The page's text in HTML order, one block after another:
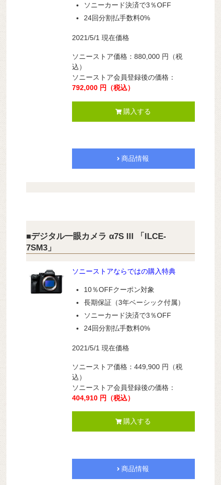
ソニーカード決済で3％OFF
24回分割払手数料0%
2021/5/1 現在価格
ソニーストア価格： 880,000 円
（税
込）
ソニーストア会員登録後の価格：
792,000 円 （税込）
購入する
商品情報
■デジタル一眼カメラ α7S III 「ILCE-
7SM3」
ソニーストアならではの購入特典
10％OFFクーポン対象
長期保証（3年ベーシック付属）
ソニーカード決済で3％OFF
24回分割払手数料0%
2021/5/1 現在価格
ソニーストア価格： 449,900 円 （税
込）
ソニーストア会員登録後の価格：
404,910 円 （税込）
購入する
商品情報